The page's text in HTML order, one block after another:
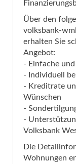
Über den
volksbank-
erhalten Sie
Angebot:
- Einfache
- Individuell
- Kreditrate
Wünschen
-
-
Volksbank
Die
Wohnungen